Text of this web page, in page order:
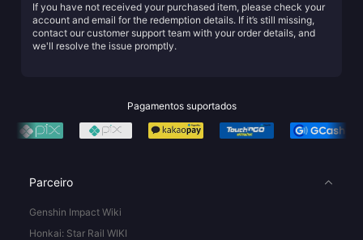
If you have not received your purchased item, please check your
account and email for the redemption details. If it’s still missing,
contact our customer support team with your order details, and
we'll resolve the issue promptly.
Pagamentos suportados
Parceiro
Genshin Impact Wiki
Honkai: Star Rail WIKI